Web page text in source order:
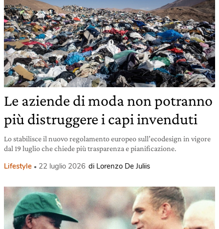
Le aziende di moda non potranno
più distruggere i capi invenduti
Lo stabilisce il nuovo regolamento europeo sull’ecodesign in vigore
dal 19 luglio che chiede più trasparenza e pianificazione.
Lifestyle 22 luglio 2026 di Lorenzo De Juliis